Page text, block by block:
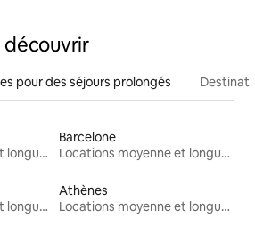
découvrir
pour des séjours prolongés
Locations moyenne et longue durée
Barcelone
Locations moyenne et longue durée
Locations moyenne et longue durée
Athènes
Locations moyenne et longue durée